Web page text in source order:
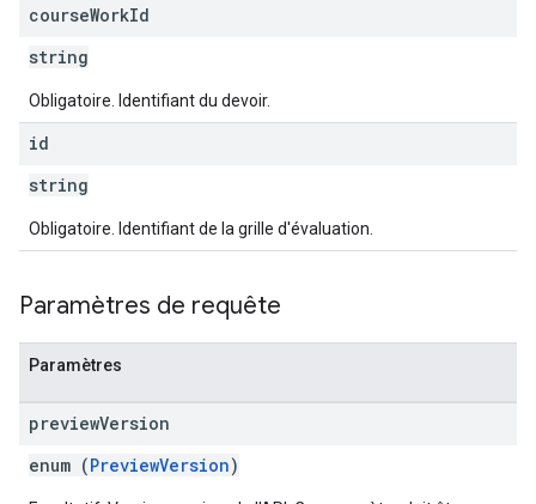
courseWorkId
string
Obligatoire. Identifiant du devoir.
id
string
Obligatoire. Identifiant de la grille d'évaluation.
Paramètres de requête
Paramètres
previewVersion
enum (PreviewVersion)